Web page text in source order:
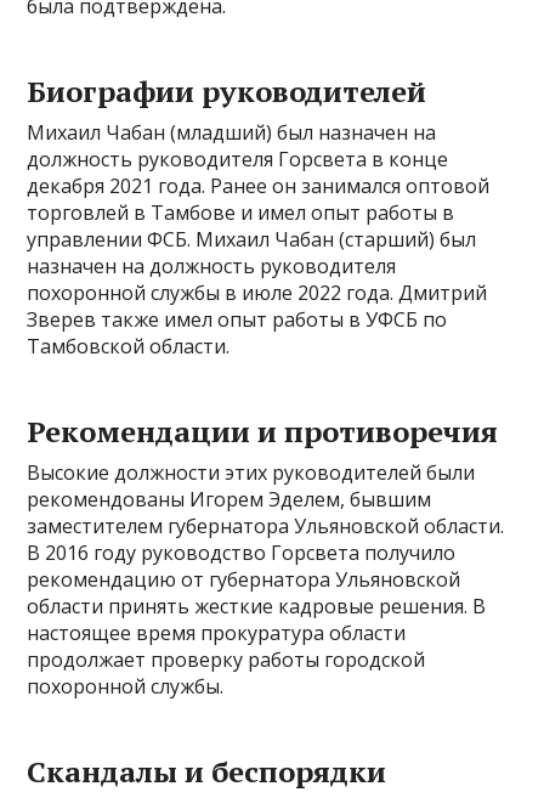
была подтверждена.
Биографии руководителей
Михаил Чабан (младший) был назначен на
должность руководителя Горсвета в конце
декабря 2021 года. Ранее он занимался оптовой
торговлей в Тамбове и имел опыт работы в
управлении ФСБ. Михаил Чабан (старший) был
назначен на должность руководителя
похоронной службы в июле 2022 года. Дмитрий
Зверев также имел опыт работы в УФСБ по
Тамбовской области.
Рекомендации и противоречия
Высокие должности этих руководителей были
рекомендованы Игорем Эделем, бывшим
заместителем губернатора Ульяновской области.
В 2016 году руководство Горсвета получило
рекомендацию от губернатора Ульяновской
области принять жесткие кадровые решения. В
настоящее время прокуратура области
продолжает проверку работы городской
похоронной службы.
Скандалы и беспорядки